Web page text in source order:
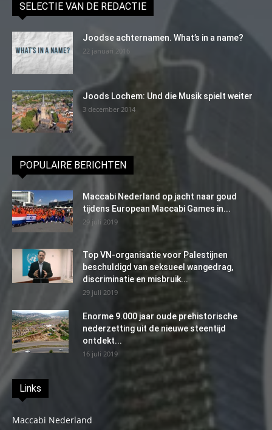
SELECTIE VAN DE REDACTIE
Joodse achternamen. What’s in a name?
22 januari 2016
Joods Lochem: Und die Musik spielt weiter
3 december 2014
POPULAIRE BERICHTEN
Maccabi Nederland op jacht naar goud
tijdens European Maccabi Games in...
29 juli 2019
Top VN-organisatie voor Palestijnen
beschuldigd van seksueel wangedrag,
discriminatie en misbruik...
29 juli 2019
Enorme 9.000 jaar oude prehistorische
nederzetting uit de nieuwe steentijd
ontdekt...
16 juli 2019
Links
Maccabi Nederland